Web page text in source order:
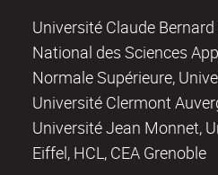
Université Claude
National des Sciences
Normale Supérieure,
Université Clermont
Université Jean Monnet,
Eiffel, HCL, CEA Grenoble